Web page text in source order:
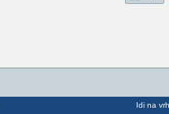
Idi na vrh